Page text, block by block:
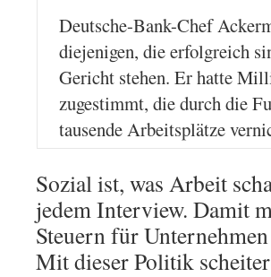
Deutsche-Bank-Chef
diejenigen, die erfolgreich
Gericht stehen. Er hatte
zugestimmt, die durch die
tausende Arbeitsplätze
Sozial ist, was Arbeit
jedem Interview. Damit
Steuern für
Mit dieser Politik